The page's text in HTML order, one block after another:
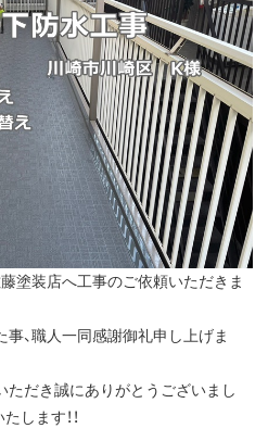
塗装店へ工事のご依頼いただきま
、職人一同感謝御礼申し上げま
ただき誠にありがとうございまし
します！！